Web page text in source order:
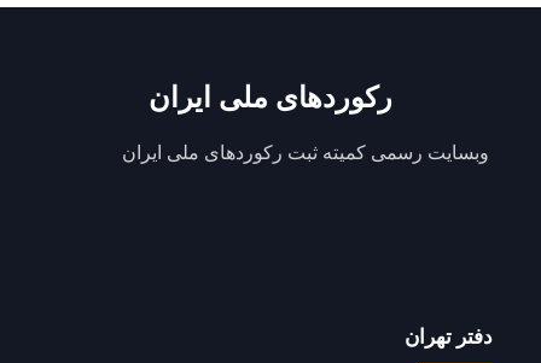
رکوردهای ملی ایران
وبسایت رسمی کمیته ثبت رکوردهای ملی ایران
دفتر تهران